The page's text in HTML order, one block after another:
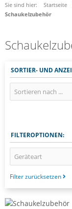
Sie sind hier: Startseite
Schaukelzubehör
SORTIER- UND
Sortieren nach ...
FILTEROPTIONEN:
Geräteart
Filter zurücksetzen